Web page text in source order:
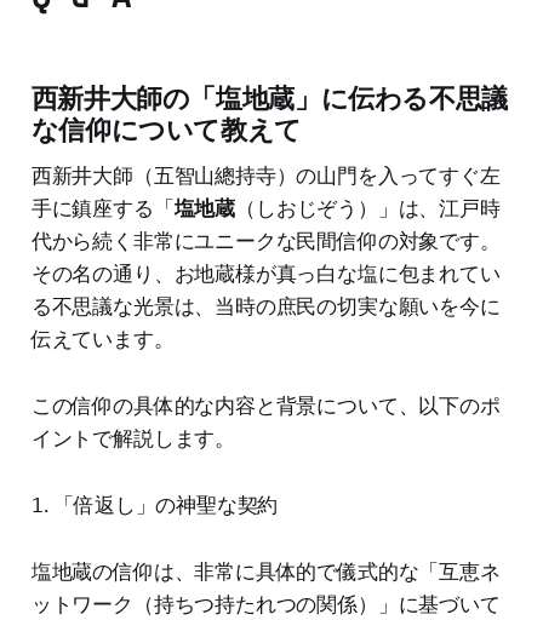
西新井大師の「塩地蔵」に伝わる不思議
な信仰について教えて
西新井大師（五智山總持寺）の山門を入ってすぐ左
手に鎮座する「塩地蔵 （しおじぞう）」は、江戸時
代から続く非常にユニークな民間信仰の対象です。
その名の通り、お地蔵様が真っ白な塩に包まれてい
る不思議な光景は、当時の庶民の切実な願いを今に
伝えています。
この信仰の具体的な内容と背景について、以下のポ
イントで解説します。
1. 「倍返し」の神聖な契約
塩地蔵の信仰は、非常に具体的で儀式的な「互恵ネ
ットワーク（持ちつ持たれつの関係）」に基づいて